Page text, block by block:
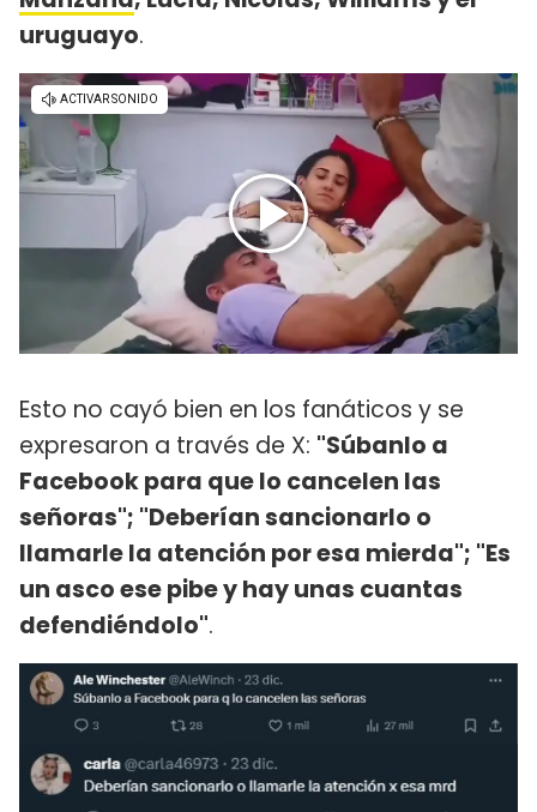
uruguayo.
Esto no cayó bien en los fanáticos y se
expresaron a través de X: "Súbanlo a
Facebook para que lo cancelen las
señoras"; "Deberían sancionarlo o
llamarle la atención por esa mierda"; "Es
un asco ese pibe y hay unas cuantas
defendiéndolo".